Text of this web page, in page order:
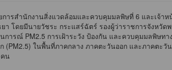
ารสำนักงานสิ่งแวดล้อมและควบคุมมลพิษที่ 6 และเจ้า
โดยมีนายวัชระ กระแสร์ฉัตร์ รองผู้ว่าราชการจังหวั
การณ์ PM2.5 การเฝ้าระวัง ป้องกัน และควบคุมมลพิษ
(PM2.5) ในพื้นที่ภาคกลาง ภาคตะวันออก และภาคตะ
น